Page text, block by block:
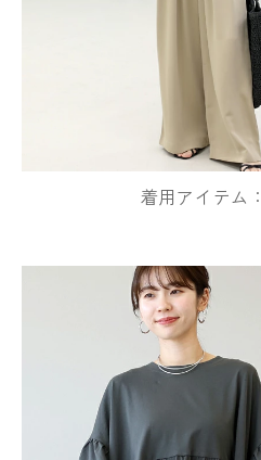
着用アイテム：